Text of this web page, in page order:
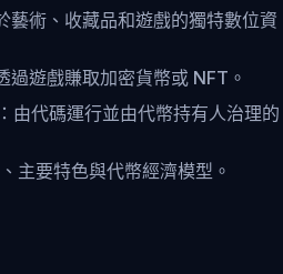
藝術、收藏品和遊戲的獨特數位資
遊戲賺取加密貨幣或 NFT。
由代碼運行並由代幣持有人治理的
主要特色與代幣經濟模型。